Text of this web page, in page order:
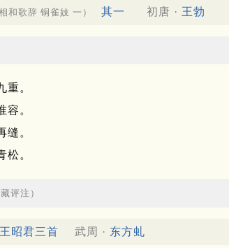
和歌辞 铜雀妓 一） 其一 初唐 · 王勃
重。
容。
缝。
松。
评注）
王昭君三首 武周 · 东方虬